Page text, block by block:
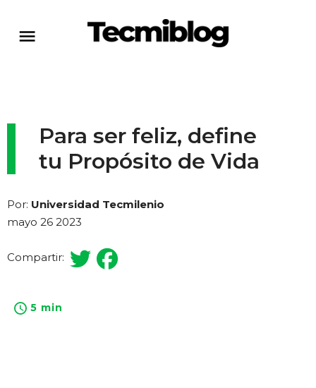
Para ser feliz, define
tu Propósito de Vida
Por: Universidad Tecmilenio
mayo 26 2023
Compartir:
5 min